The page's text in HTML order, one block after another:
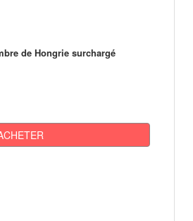
de Hongrie surchargé